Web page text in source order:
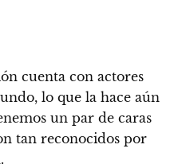
cuenta con actores
lo que la hace aún
un par de caras
tan reconocidos por